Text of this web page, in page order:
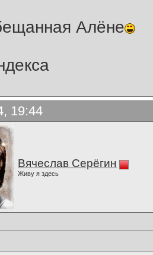
Алёне
19:44
Вячеслав Серёгин
Живу я здесь